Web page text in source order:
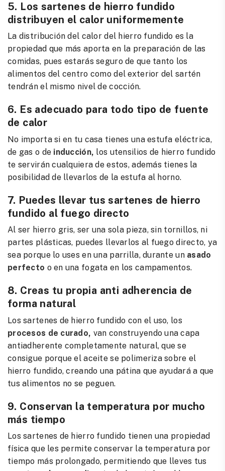
5. Los sartenes de hierro fundido
distribuyen el calor uniformemente
La distribución del calor del hierro fundido es la
propiedad que más aporta en la preparación de las
comidas, pues estarás seguro de que tanto los
alimentos del centro como del exterior del sartén
tendrán el mismo nivel de cocción.
6. Es adecuado para todo tipo de fuente
de calor
No importa si en tu casa tienes una estufa eléctrica,
de gas o de inducción, los utensilios de hierro fundido
te servirán cualquiera de estos, además tienes la
posibilidad de llevarlos de la estufa al horno.
7. Puedes llevar tus sartenes de hierro
fundido al fuego directo
Al ser hierro gris, ser una sola pieza, sin tornillos, ni
partes plásticas, puedes llevarlos al fuego directo, ya
sea porque lo uses en una parrilla, durante un asado
perfecto o en una fogata en los campamentos.
8. Creas tu propia anti adherencia de
forma natural
Los sartenes de hierro fundido con el uso, los
procesos de curado, van construyendo una capa
antiadherente completamente natural, que se
consigue porque el aceite se polimeriza sobre el
hierro fundido, creando una pátina que ayudará a que
tus alimentos no se peguen.
9. Conservan la temperatura por mucho
más tiempo
Los sartenes de hierro fundido tienen una propiedad
física que les permite conservar la temperatura por
tiempo más prolongado, permitiendo que lleves tus